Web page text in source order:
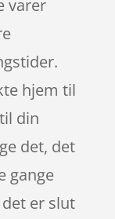
varer
hjem til
din
det, det
gange
er slut